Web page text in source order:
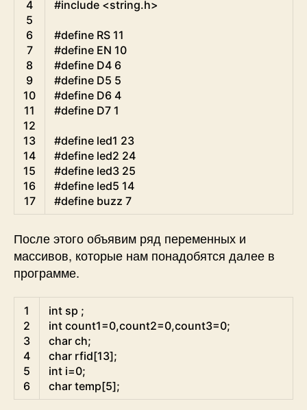
4
5
6
7
8
9
10
11
12
13
14
15
16
17
#include <string.h>
#define RS 11
#define EN 10
#define D4 6
#define D5 5
#define D6 4
#define D7 1
#define led1 23
#define led2 24
#define led3 25
#define led5 14
#define buzz 7
После этого объявим ряд переменных и
массивов, которые нам понадобятся далее в
программе.
1
2
3
4
5
6
int sp ;
int count1=0,count2=0,count3=0;
char ch;
char rfid[13];
int i=0;
char temp[5];